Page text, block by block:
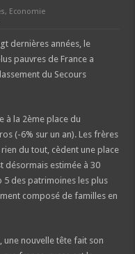
, Economie
dernières années, le
pauvres de France a
du Secours
à la 2ème place du
(-6% sur un an). Les frères
du tout, cèdent une place
désormais estimée à 30
5 des patrimoines les plus
composé de familles en
une nouvelle tête fait son